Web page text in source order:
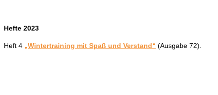
Hefte 2023
Heft 4 „Wintertraining mit Spaß und Verstand“ (Ausgabe 72).